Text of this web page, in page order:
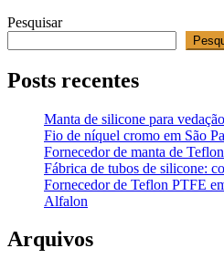
Pesquisar
Posts recentes
Manta de silicone para
Fio de níquel cromo em São
Fornecedor de manta de
Fábrica de tubos de silicone:
Fornecedor de Teflon PTFE
Alfalon
Arquivos